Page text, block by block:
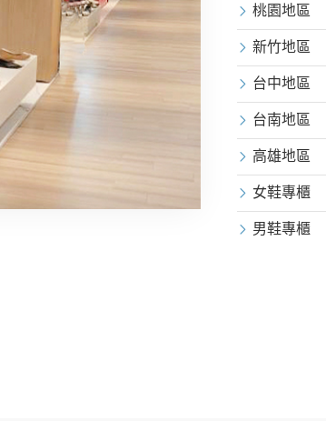
桃園地區
新竹地區
台中地區
台南地區
高雄地區
女鞋專櫃
男鞋專櫃